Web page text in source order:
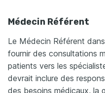
Médecin Référent
Le Médecin Référent
fournir des consultations
patients vers les
devrait inclure des
des besoins médicaux, la